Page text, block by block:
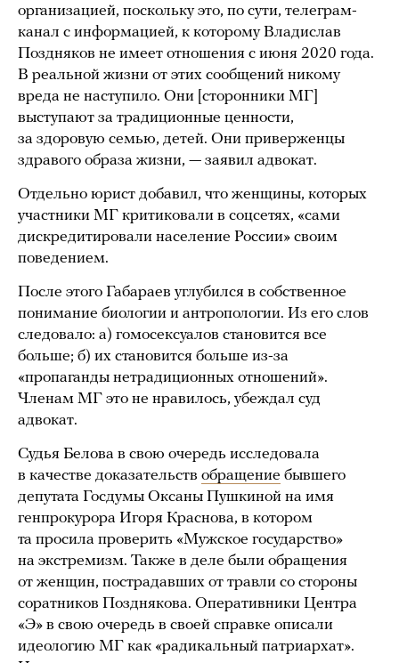
организацией, поскольку это, по сути, телеграм-
канал с информацией, к которому Владислав
Поздняков не имеет отношения с июня 2020 года.
В реальной жизни от этих сообщений никому
вреда не наступило. Они [сторонники МГ]
выступают за традиционные ценности,
за здоровую семью, детей. Они приверженцы
здравого образа жизни, — заявил адвокат.
Отдельно юрист добавил, что женщины, которых
участники МГ критиковали в соцсетях, «сами
дискредитировали население России» своим
поведением.
После этого Габараев углубился в собственное
понимание биологии и антропологии. Из его слов
следовало: а) гомосексуалов становится все
больше; б) их становится больше из-за
«пропаганды нетрадиционных отношений».
Членам МГ это не нравилось, убеждал суд
адвокат.
Судья Белова в свою очередь исследовала
в качестве доказательств обращение бывшего
депутата Госдумы Оксаны Пушкиной на имя
генпрокурора Игоря Краснова, в котором
та просила проверить «Мужское государство»
на экстремизм. Также в деле были обращения
от женщин, пострадавших от травли со стороны
соратников Позднякова. Оперативники Центра
«Э» в свою очередь в своей справке описали
идеологию МГ как «радикальный патриархат».